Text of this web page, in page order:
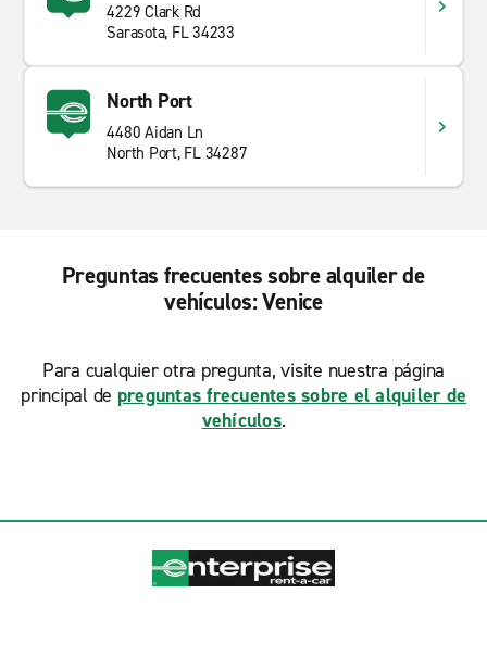
4229 Clark Rd
Sarasota, FL 34233
North Port
4480 Aidan Ln
North Port, FL 34287
Preguntas frecuentes sobre alquiler de
vehículos: Venice
Para cualquier otra pregunta, visite nuestra página
principal de preguntas frecuentes sobre el alquiler de
vehículos.